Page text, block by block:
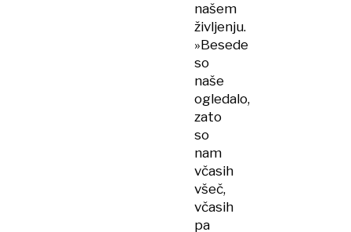
našem
življenju.
»Besede
so
naše
ogledalo,
zato
so
nam
včasih
všeč,
včasih
pa